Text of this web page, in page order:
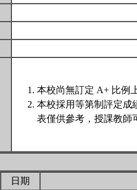
本校尚無訂定 A+ 比例
本校採用等第制評定成
表僅供參考，授課教師
日期